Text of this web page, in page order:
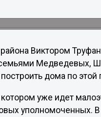
Виктором
Медведевых,
дома по
уже идет
уполномоченных.